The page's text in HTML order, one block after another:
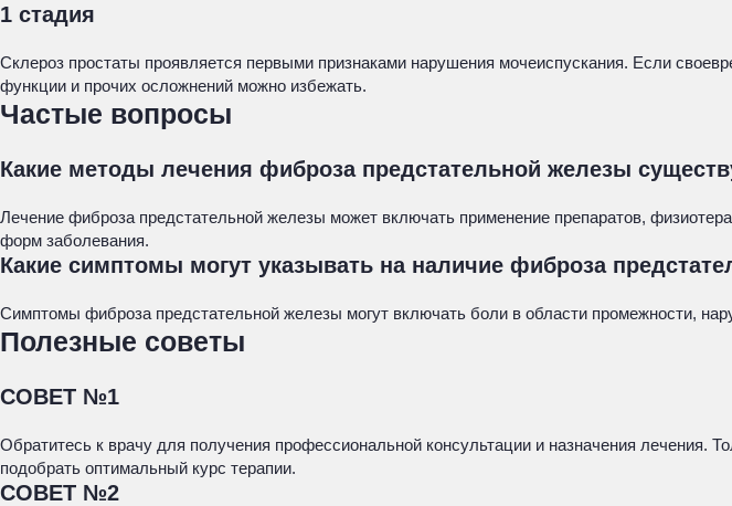
1 стадия
Склероз простаты проявляется первыми признаками нарушения мочеиспускания. Если
функции и прочих осложнений можно избежать.
Частые вопросы
Какие методы лечения фиброза предстательной железы
Лечение фиброза предстательной железы может включать применение препаратов,
форм заболевания.
Какие симптомы могут указывать на наличие фиброза
Симптомы фиброза предстательной железы могут включать боли в области промежности,
Полезные советы
СОВЕТ №1
Обратитесь к врачу для получения профессиональной консультации и назначения лечения.
подобрать оптимальный курс терапии.
СОВЕТ №2